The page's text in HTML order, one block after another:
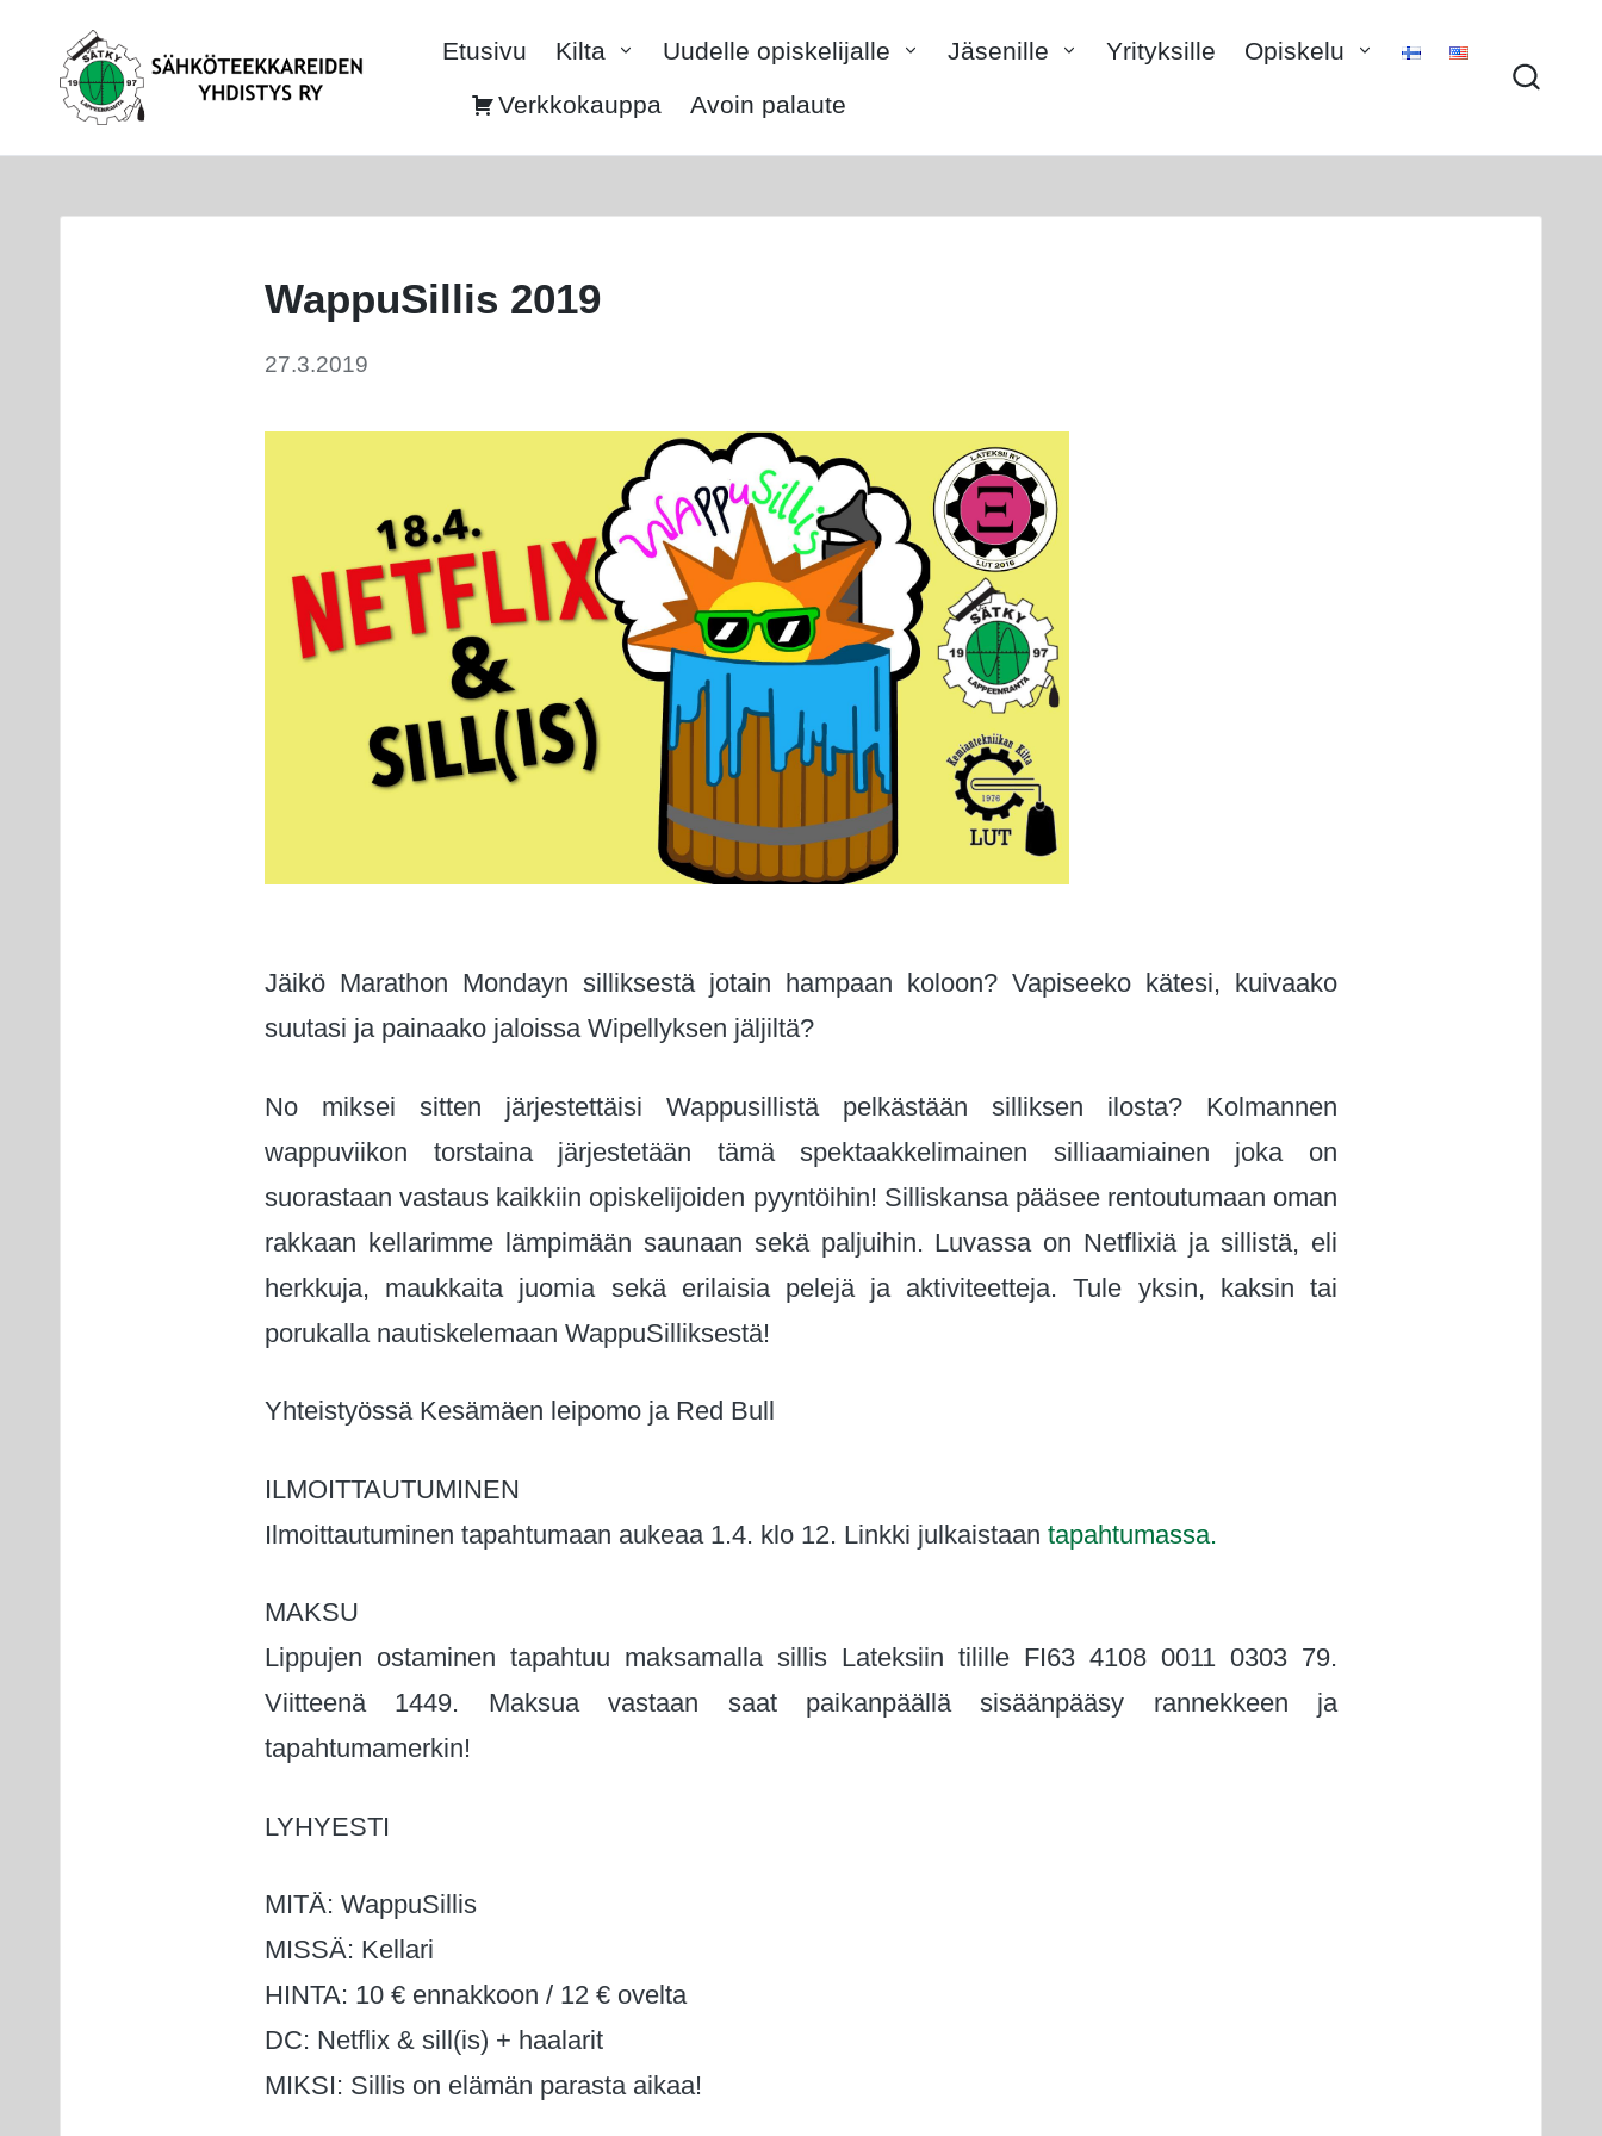
Etusivu Kilta Uudelle opiskelijalle Jäsenille Yrityksille
Opiskelu
Verkkokauppa
Avoin palaute
WappuSillis 2019
27.3.2019
Jäikö Marathon Mondayn silliksestä jotain hampaan koloon? Vapiseeko kätesi, kuivaako
suutasi ja painaako jaloissa Wipellyksen jäljiltä?
No miksei sitten järjestettäisi Wappusillistä pelkästään silliksen ilosta? Kolmannen
wappuviikon torstaina järjestetään tämä spektaakkelimainen silliaamiainen joka on
suorastaan vastaus kaikkiin opiskelijoiden pyyntöihin! Silliskansa pääsee rentoutumaan oman
rakkaan kellarimme lämpimään saunaan sekä paljuihin. Luvassa on Netflixiä ja sillistä, eli
herkkuja, maukkaita juomia sekä erilaisia pelejä ja aktiviteetteja. Tule yksin, kaksin tai
porukalla nautiskelemaan WappuSilliksestä!
Yhteistyössä Kesämäen leipomo ja Red Bull
ILMOITTAUTUMINEN
Ilmoittautuminen tapahtumaan aukeaa 1.4. klo 12. Linkki julkaistaan tapahtumassa.
MAKSU
Lippujen ostaminen tapahtuu maksamalla sillis Lateksiin tilille FI63 4108 0011 0303 79.
Viitteenä 1449. Maksua vastaan saat paikanpäällä sisäänpääsy rannekkeen ja
tapahtumamerkin!
LYHYESTI
MITÄ: WappuSillis
MISSÄ: Kellari
HINTA: 10 € ennakkoon / 12 € ovelta
DC: Netflix & sill(is) + haalarit
MIKSI: Sillis on elämän parasta aikaa!